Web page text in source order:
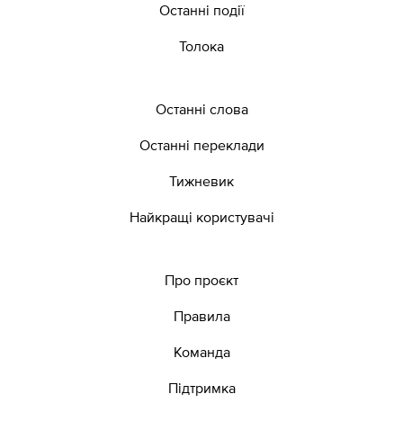
Останні події
Толока
Останні слова
Останні переклади
Тижневик
Найкращі користувачі
Про проєкт
Правила
Команда
Підтримка